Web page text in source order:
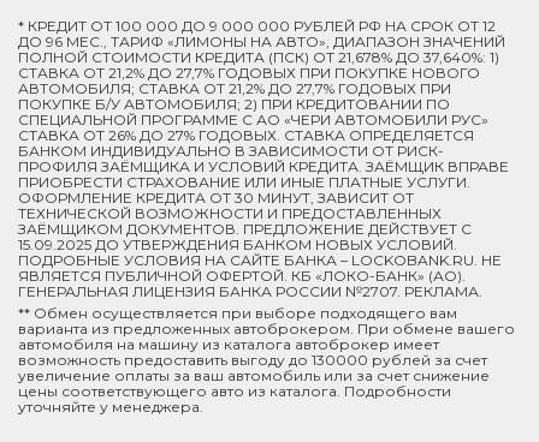
* КРЕДИТ ОТ 100 000 ДО 9 000 000 РУБЛЕЙ РФ НА СРОК ОТ 12
ДО 96 МЕС., ТАРИФ «ЛИМОНЫ НА АВТО», ДИАПАЗОН ЗНАЧЕНИЙ
ПОЛНОЙ СТОИМОСТИ КРЕДИТА (ПСК) ОТ 21,678% ДО 37,640%: 1)
СТАВКА ОТ 21,2% ДО 27,7% ГОДОВЫХ ПРИ ПОКУПКЕ НОВОГО
АВТОМОБИЛЯ; СТАВКА ОТ 21,2% ДО 27,7% ГОДОВЫХ ПРИ
ПОКУПКЕ Б/У АВТОМОБИЛЯ; 2) ПРИ КРЕДИТОВАНИИ ПО
СПЕЦИАЛЬНОЙ ПРОГРАММЕ C АО «ЧЕРИ АВТОМОБИЛИ РУС»
СТАВКА ОТ 26% ДО 27% ГОДОВЫХ. СТАВКА ОПРЕДЕЛЯЕТСЯ
БАНКОМ ИНДИВИДУАЛЬНО В ЗАВИСИМОСТИ ОТ РИСК-
ПРОФИЛЯ ЗАЁМЩИКА И УСЛОВИЙ КРЕДИТА. ЗАЁМЩИК ВПРАВЕ
ПРИОБРЕСТИ СТРАХОВАНИЕ ИЛИ ИНЫЕ ПЛАТНЫЕ УСЛУГИ.
ОФОРМЛЕНИЕ КРЕДИТА ОТ 30 МИНУТ, ЗАВИСИТ ОТ
ТЕХНИЧЕСКОЙ ВОЗМОЖНОСТИ И ПРЕДОСТАВЛЕННЫХ
ЗАЁМЩИКОМ ДОКУМЕНТОВ. ПРЕДЛОЖЕНИЕ ДЕЙСТВУЕТ С
15.09.2025 ДО УТВЕРЖДЕНИЯ БАНКОМ НОВЫХ УСЛОВИЙ.
ПОДРОБНЫЕ УСЛОВИЯ НА САЙТЕ БАНКА – LOCKOBANK.RU. НЕ
ЯВЛЯЕТСЯ ПУБЛИЧНОЙ ОФЕРТОЙ. КБ «ЛОКО-БАНК» (АО).
ГЕНЕРАЛЬНАЯ ЛИЦЕНЗИЯ БАНКА РОССИИ №2707. РЕКЛАМА.
** Обмен осуществляется при выборе подходящего вам
варианта из предложенных автоброкером. При обмене вашего
автомобиля на машину из каталога автоброкер имеет
возможность предоставить выгоду до 130000 рублей за счет
увеличение оплаты за ваш автомобиль или за счет снижение
цены соответствующего авто из каталога. Подробности
уточняйте у менеджера.